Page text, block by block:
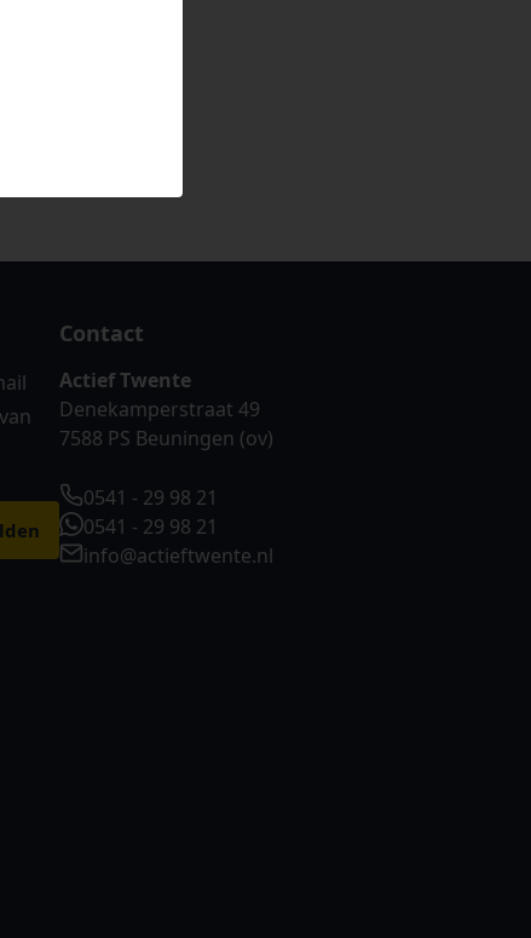
Contact
Actief Twente
Denekamperstraat 49
7588 PS Beuningen (ov)
0541 - 29 98 21
0541 - 29 98 21
info@actieftwente.nl